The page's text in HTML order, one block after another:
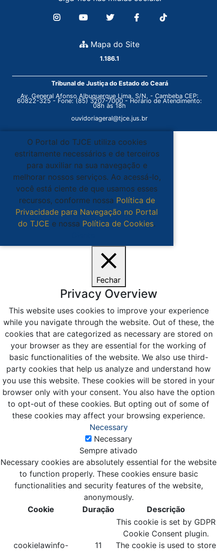
Mapa do Site
1.186.1
Tribunal de Justiça do Estado do Ceará
Av. General Afonso Albuquerque Lima, S/N. - Cambeba CEP:
60822-325 - Fone: (85) 3207-7000 - Horário de Atendimento:
08h às 18h
ouvidoriageral@tjce.jus.br
O Portal do TJCE utiliza cookies
estritamente necessários e de terceiros
para auxiliar na sua navegação e
melhorar nossos serviços. Ao acessá-lo,
você está ciente de que usamos esses
recursos, conforme nossa Política de
Privacidade para Navegação no Portal
do TJCE e nossa Política de Cookies.
Fechar
Privacy Overview
This website uses cookies to improve your experience
while you navigate through the website. Out of these, the
cookies that are categorized as necessary are stored on
your browser as they are essential for the working of
basic functionalities of the website. We also use third-
party cookies that help us analyze and understand how
you use this website. These cookies will be stored in your
browser only with your consent. You also have the option
to opt-out of these cookies. But opting out of some of
these cookies may affect your browsing experience.
Necessary
Necessary
Sempre ativado
Necessary cookies are absolutely essential for the website
to function properly. These cookies ensure basic
functionalities and security features of the website,
anonymously.
Cookie
Duração Descrição
cookielawinfo-
11
This cookie is set by GDPR
Cookie Consent plugin.
The cookie is used to store